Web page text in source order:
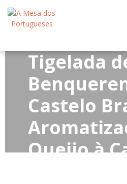
Tigelada
Castelo
Queijo à